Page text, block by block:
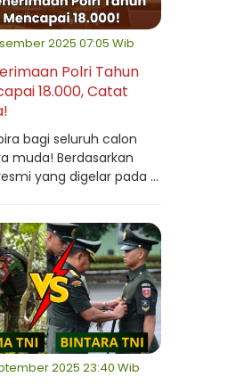
2025 07:05 Wib
Polri Tahun
18.000, Catat
bagi seluruh calon
muda! Berdasarkan
yang digelar pada ...
2025 23:40 Wib